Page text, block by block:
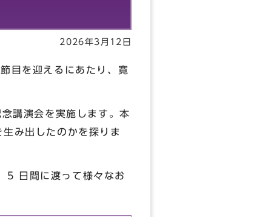
2026年3月12日
目を迎えるにあたり、寛
講演会を実施します。本
み出したのかを探りま
5 日間に渡って様々なお